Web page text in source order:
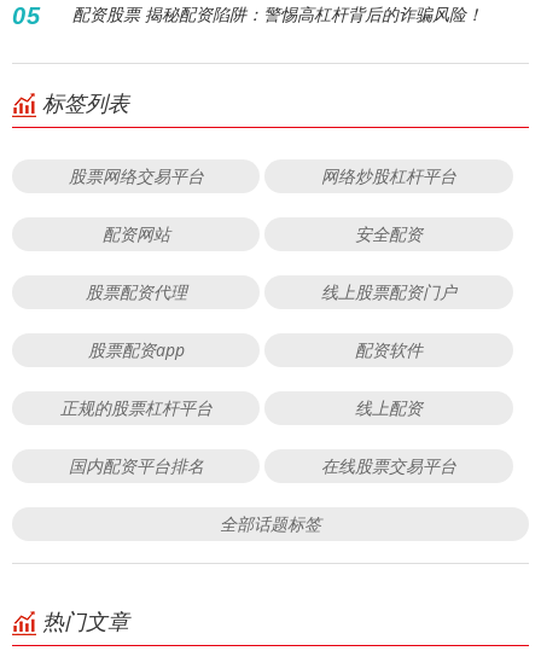
05 配资股票 揭秘配资陷阱：警惕高杠杆背后的诈骗风险！
标签列表
股票网络交易平台 网络炒股杠杆平台
配资网站 安全配资
股票配资代理 线上股票配资门户
股票配资app 配资软件
正规的股票杠杆平台 线上配资
国内配资平台排名 在线股票交易平台
全部话题标签
热门文章